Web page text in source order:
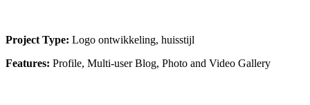
Project Type: Logo ontwikkeling, huisstijl
Features: Profile, Multi-user Blog, Photo and Video Gallery